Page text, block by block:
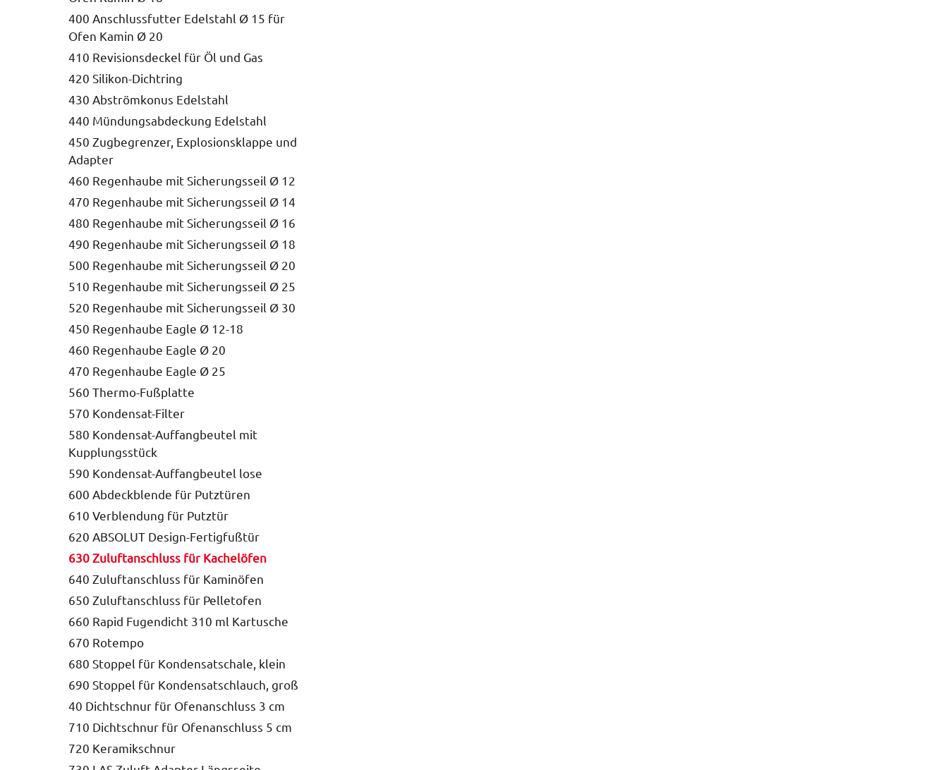
400 Anschlussfutter Edelstahl Ø 15 für
Ofen Kamin Ø 20
410 Revisionsdeckel für Öl und Gas
420 Silikon-Dichtring
430 Abströmkonus Edelstahl
440 Mündungsabdeckung Edelstahl
450 Zugbegrenzer, Explosionsklappe und
Adapter
460 Regenhaube mit Sicherungsseil Ø 12
470 Regenhaube mit Sicherungsseil Ø 14
480 Regenhaube mit Sicherungsseil Ø 16
490 Regenhaube mit Sicherungsseil Ø 18
500 Regenhaube mit Sicherungsseil Ø 20
510 Regenhaube mit Sicherungsseil Ø 25
520 Regenhaube mit Sicherungsseil Ø 30
450 Regenhaube Eagle Ø 12-18
460 Regenhaube Eagle Ø 20
470 Regenhaube Eagle Ø 25
560 Thermo-Fußplatte
570 Kondensat-Filter
580 Kondensat-Auffangbeutel mit
Kupplungsstück
590 Kondensat-Auffangbeutel lose
600 Abdeckblende für Putztüren
610 Verblendung für Putztür
620 ABSOLUT Design-Fertigfußtür
630 Zuluftanschluss für Kachelöfen
640 Zuluftanschluss für Kaminöfen
650 Zuluftanschluss für Pelletofen
660 Rapid Fugendicht 310 ml Kartusche
670 Rotempo
680 Stoppel für Kondensatschale, klein
690 Stoppel für Kondensatschlauch, groß
40 Dichtschnur für Ofenanschluss 3 cm
710 Dichtschnur für Ofenanschluss 5 cm
720 Keramikschnur